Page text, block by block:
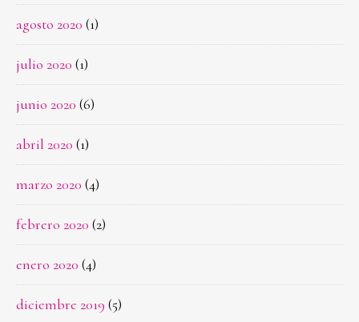
agosto 2020 (1)
julio 2020 (1)
junio 2020 (6)
abril 2020 (1)
marzo 2020 (4)
febrero 2020 (2)
enero 2020 (4)
diciembre 2019 (5)